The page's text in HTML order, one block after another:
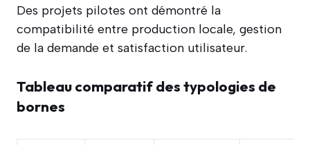
Des projets pilotes ont démontré la
compatibilité entre production locale, gestion
de la demande et satisfaction utilisateur.
Tableau comparatif des typologies de
bornes